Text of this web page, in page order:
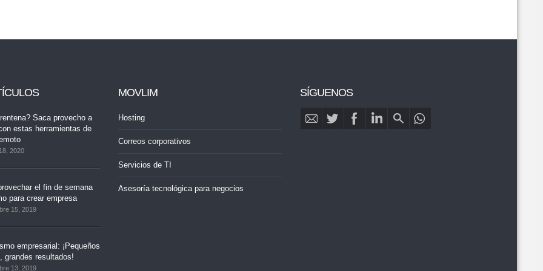
Saca provecho a
estas herramientas de
2020
el fin de semana
para crear empresa
15, 2019
empresarial: ¡Pequeños
grandes resultados!
13, 2019
MOVLIM
Hosting
Correos corporativos
Servicios de TI
Asesoría tecnológica para negocios
SÍGUENOS